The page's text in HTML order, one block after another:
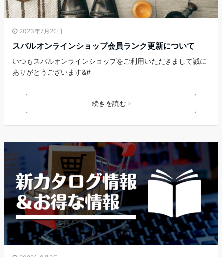
2023年7月20日
スバルオンラインショップ会員ランク更新について
いつもスバルオンラインショップをご利用いただきまして誠に
ありがとうございます&#
続きを読む